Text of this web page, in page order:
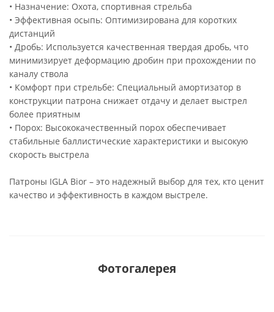
• Назначение: Охота, спортивная стрельба
• Эффективная осыпь: Оптимизирована для коротких
дистанций
• Дробь: Используется качественная твердая дробь, что
минимизирует деформацию дробин при прохождении по
каналу ствола
• Комфорт при стрельбе: Специальный амортизатор в
конструкции патрона снижает отдачу и делает выстрел
более приятным
• Порох: Высококачественный порох обеспечивает
стабильные баллистические характеристики и высокую
скорость выстрела
Патроны IGLA Bior – это надежный выбор для тех, кто ценит
качество и эффективность в каждом выстреле.
Фотогалерея